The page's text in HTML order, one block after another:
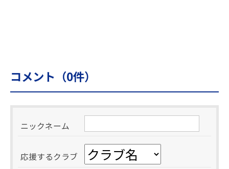
コメント（0件）
ニックネーム
応援するクラブ